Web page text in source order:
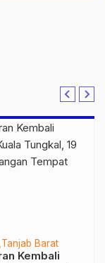
Tanjab Barat
Kembali